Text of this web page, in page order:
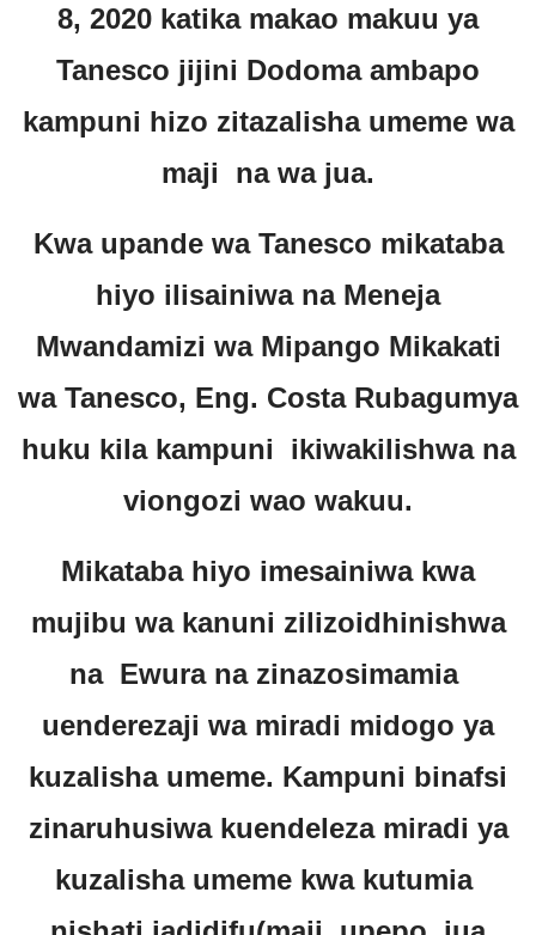
8, 2020 katika makao makuu ya
Tanesco jijini Dodoma ambapo
kampuni hizo zitazalisha umeme wa
maji na wa jua.
Kwa upande wa Tanesco mikataba
hiyo ilisainiwa na Meneja
Mwandamizi wa Mipango Mikakati
wa Tanesco, Eng. Costa Rubagumya
huku kila kampuni ikiwakilishwa na
viongozi wao wakuu.
Mikataba hiyo imesainiwa kwa
mujibu wa kanuni zilizoidhinishwa
na Ewura na zinazosimamia
uenderezaji wa miradi midogo ya
kuzalisha umeme. Kampuni binafsi
zinaruhusiwa kuendeleza miradi ya
kuzalisha umeme kwa kutumia